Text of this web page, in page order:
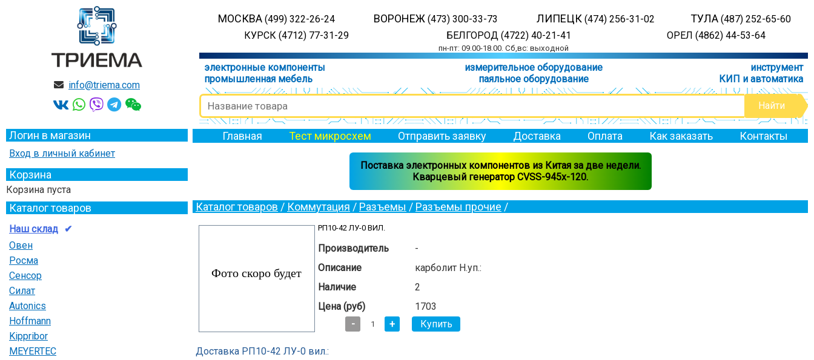
info@triema.com
МОСКВА (499) 322-26-24 ВОРОНЕЖ (473) 300-33-73 ЛИПЕЦК (474) 256-31-02 ТУЛА (487) 252-65-60
КУРСК (4712) 77-31-29
БЕЛГОРОД (4722) 40-21-41 ОРЕЛ (4862) 44-53-64
пн-пт: 09.00-18.00. Сб,вс: выходной
электронные компоненты измерительное оборудование
инструмент
промышленная мебель
паяльное оборудование КИП и автоматика
Логин в магазин
Вход в личный кабинет
Корзина
Корзина пуста
Каталог товаров
Наш склад
Овен
Росма
Сенсор
Силат
Autonics
Hoffmann
Kippribor
MEYERTEC
Главная Тест микросхем Отправить заявку Доставка Оплата Как заказать Контакты
Поставка электронных компонентов из Китая за две недели.
Кварцевый генератор CVSS-945x-120.
Каталог товаров / Коммутация / Разъемы / Разъемы прочие /
РП10-42 ЛУ-0 ВИЛ.
Производитель
-
Описание
карболит Н.уп.:
Наличие
2
Цена (руб)
1703
-
+
Доставка РП10-42 ЛУ-0 вил.: